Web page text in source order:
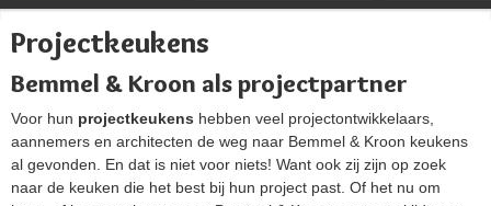
Projectkeukens
Bemmel & Kroon als projectpartner
Voor hun projectkeukens hebben veel projectontwikkelaars,
aannemers en architecten de weg naar Bemmel & Kroon keukens
al gevonden. En dat is niet voor niets! Want ook zij zijn op zoek
naar de keuken die het best bij hun project past. Of het nu om